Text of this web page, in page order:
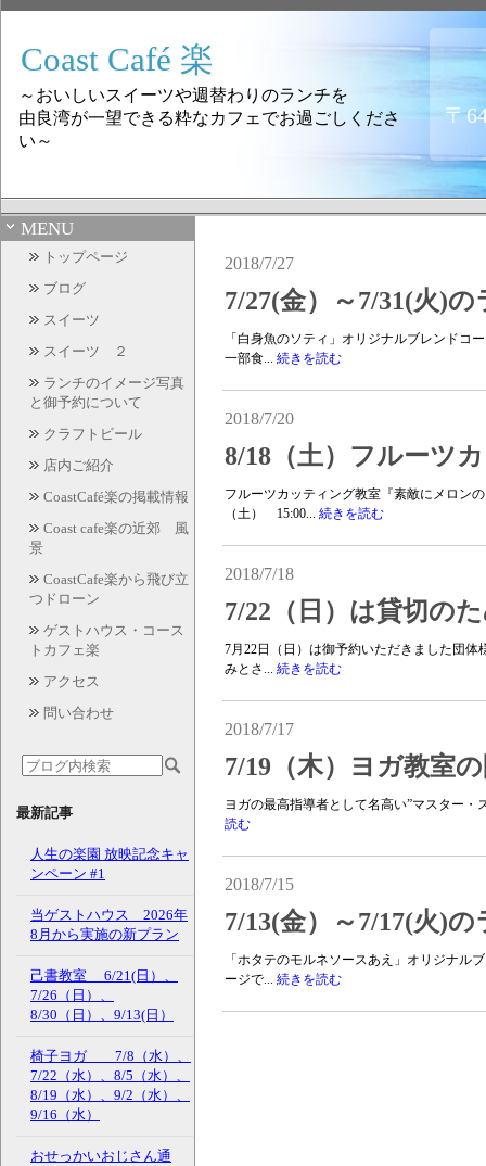
Coast Café 楽
～おいしいスイーツや週替わりのランチを
由良湾が一望できる粋なカフェでお過ごしくださ
い～
〒
MENU
トップページ
ブログ
スイーツ
スイーツ ２
ランチのイメージ写真
と御予約について
クラフトビール
店内ご紹介
CoastCafé楽の掲載情報
Coast cafe楽の近郊 風
景
CoastCafe楽から飛び立
つドローン
ゲストハウス・コース
トカフェ楽
アクセス
問い合わせ
最新記事
人生の楽園 放映記念キャ
ンペーン #1
当ゲストハウス 2026年
8月から実施の新プラン
己書教室 6/21(日）、
7/26（日）、
8/30（日）、9/13(日）
椅子ヨガ 7/8（水）、
7/22（水）、8/5（水）、
8/19（水）、9/2（水）、
9/16（水）
おせっかいおじさん通
2018/7/27
7/27(金）～7/31(火)
「白身魚のソティ」オリジナルブレンド
一部食... 続きを読む
2018/7/20
8/18（土）フルーツ
フルーツカッティング教室『素敵にメロン
（土） 15:00... 続きを読む
2018/7/18
7/22（日）は貸切の
7月22日（日）は御予約いただきました団
みとさ... 続きを読む
2018/7/17
7/19（木）ヨガ教室
ヨガの最高指導者として名高い”マスター
読む
2018/7/15
7/13(金）～7/17(火)
「ホタテのモルネソースあえ」オリジナ
ージで... 続きを読む